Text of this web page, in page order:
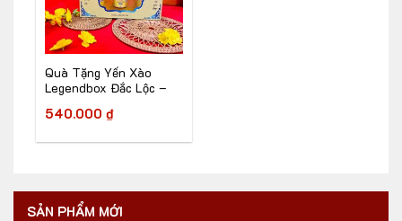
Quà Tặng Yến Xào
Legendbox Đắc Lộc –
540.000 ₫
SẢN PHẨM MỚI